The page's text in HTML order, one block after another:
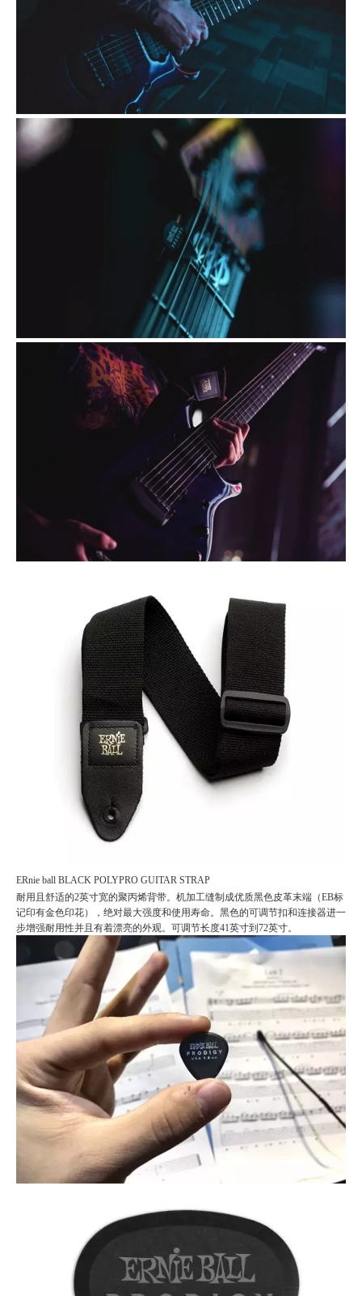
ERnie ball BLACK POLYPRO GUITAR STRAP
耐用且舒适的2英寸宽的聚丙烯背带。机加工缝制成优质黑色皮革末端（EB标
记印有金色印花），绝对最大强度和使用寿命。黑色的可调节扣和连接器进一
步增强耐用性并且有着漂亮的外观。可调节长度41英寸到72英寸。